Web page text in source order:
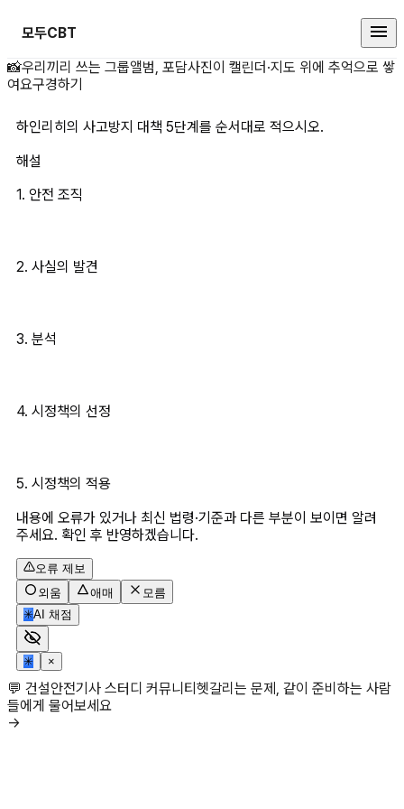
모두CBT
하인리히의 사고방지 대책 5단계
📸우리끼리 쓰는 그룹앨범, 포담사진이 캘린더·지도 위에 추억으로 쌓
여요구경하기
하인리히의 사고방지 대책 5단계를 순서대로 적으시오.
해설
1. 안전 조직
2. 사실의 발견
3. 분석
4. 시정책의 선정
5. 시정책의 적용
내용에 오류가 있거나 최신 법령·기준과 다른 부분이 보이면 알려
주세요. 확인 후 반영하겠습니다.
오류 제보
외움
애매
모름
✳AI 채점
✳ ×
💬 건설안전기사 스터디 커뮤니티헷갈리는 문제, 같이 준비하는 사람
들에게 물어보세요
→